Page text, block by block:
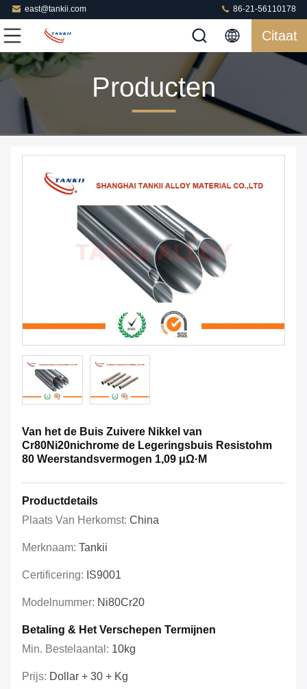
east@tankii.com 86-21-56110178
Citaat
Producten
Van het de Buis Zuivere Nikkel van
Cr80Ni20nichrome de Legeringsbuis Resistohm
80 Weerstandsvermogen 1,09 μΩ·M
Productdetails
Plaats Van Herkomst: China
Merknaam: Tankii
Certificering: IS9001
Modelnummer: Ni80Cr20
Betaling & Het Verschepen Termijnen
Min. Bestelaantal: 10kg
Prijs: Dollar + 30 + Kg